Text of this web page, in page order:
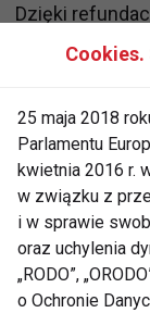
Dzięki
pacjent będzie
mogą
PIC Insupen
PIC Insupen
Wskazaniami
odpłatnością
Cookies.
25 maja 2018
Parlamentu
kwietnia 2016 r.
w związku z
i w sprawie
oraz uchylenia
„RODO”,
o Ochronie